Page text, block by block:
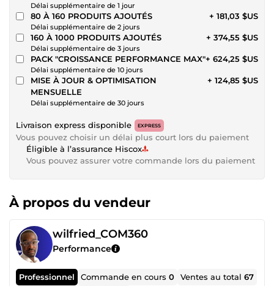
Délai supplémentaire de 1 jour
80 À 160 PRODUITS AJOUTÉS
Délai supplémentaire de 2 jours
+ 181,03 $US
160 À 1000 PRODUITS AJOUTÉS
Délai supplémentaire de 3 jours
+ 374,55 $US
PACK "CROISSANCE PERFORMANCE MAX"
Délai supplémentaire de 10 jours
+ 624,25 $US
MISE À JOUR & OPTIMISATION
MENSUELLE
Délai supplémentaire de 30 jours
+ 124,85 $US
Livraison express disponible EXPRESS
Vous pouvez choisir un délai plus court lors du paiement
Éligible à l’assurance Hiscox
Vous pouvez assurer votre commande lors du paiement
À propos du vendeur
wilfried_COM360
Performance
Professionnel Commande en cours0 Ventes au total67